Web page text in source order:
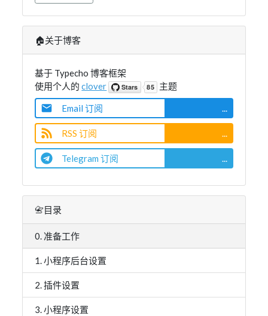
🏠关于博客
基于 Typecho 博客框架
使用个人的clover 主题
Email 订阅 ...
RSS 订阅 ...
Telegram 订阅 ...
📇目录
0. 准备工作
1. 小程序后台设置
2. 插件设置
3. 小程序设置